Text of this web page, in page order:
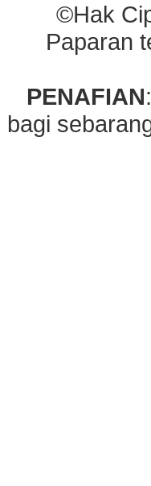
©Hak
Paparan
PENAFIAN
bagi